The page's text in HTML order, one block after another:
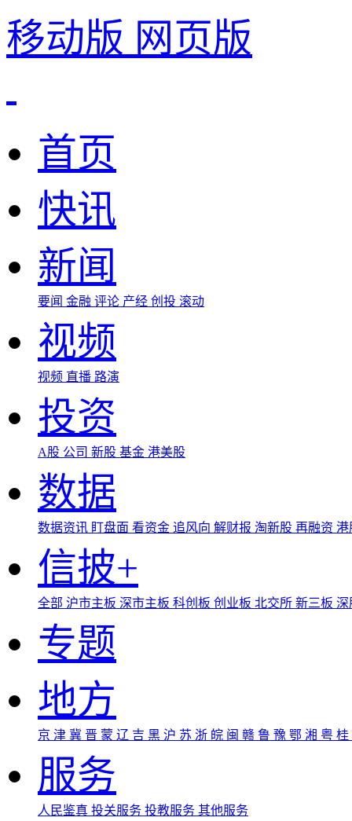
移动版 网页版
首页
快讯
新闻
要闻 金融 评论 产经 创投 滚动
视频
视频 直播 路演
投资
A股 公司 新股 基金 港美股
数据
数据资讯 盯盘面 看资金 追风向 解财报 淘新股 再融资
信披+
全部 沪市主板 深市主板 科创板 创业板 北交所 新三板
专题
地方
京 津 冀 晋 蒙 辽 吉 黑 沪 苏 浙 皖 闽 赣 鲁 豫 鄂 湘 粤 桂
服务
人民鉴真 投关服务 投教服务 其他服务